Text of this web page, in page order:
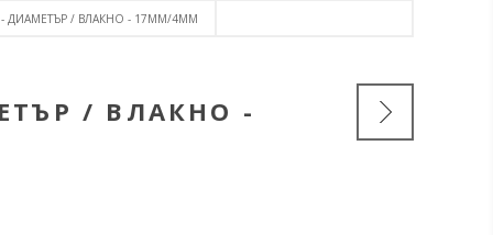
- ДИАМЕТЪР / ВЛАКНО - 17ММ/4ММ
/ ВЛАКНО -